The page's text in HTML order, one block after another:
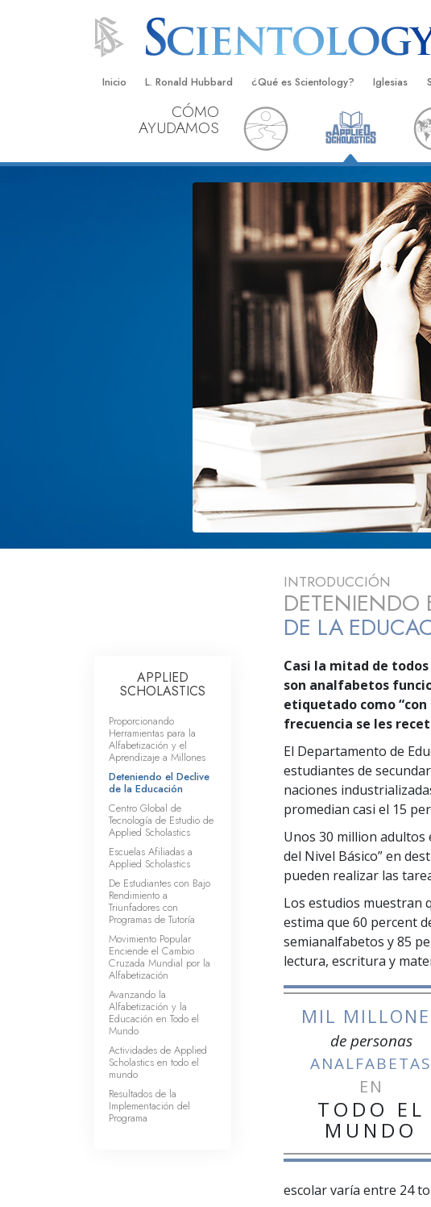
Inicio L. Ronald Hubbard ¿Qué es Scientology?
Creencias y Prácticas
Credos y Códigos de Scientology
Qué dicen los Scientologists acerca
Scientology
Conoce a un Scientologist
Dentro de una Iglesia
Los Principios Básicos de Scientology
Una Introducción a Dianética
Amor y Odio: ¿Qué es Grandeza?
Iglesias
Encontrar
Iglesias
Base en
Freewinds
Llevando
CÓMO
AYUDAMOS
INTRODUCCIÓN
DETENIENDO
DE LA
Casi la mitad de
son analfabetos
etiquetado como
frecuencia se les
El Departamento de
estudiantes de
naciones
promedian casi el 15
Unos 30 million adultos
del Nivel Básico” en
pueden realizar las
Los estudios muestran
estima que 60 percent
semianalfabetos y85
lectura, escritura y
MIL
de personas
ANALFABETAS
EN
TODO EL
MUNDO
escolar varía entre 24
APPLIED
SCHOLASTICS
Proporcionando
Herramientas para la
Alfabetización y el
Aprendizaje a Millones
Deteniendo el Declive
de la Educación
Centro Global de
Tecnología de Estudio de
Applied Scholastics
Escuelas Afiliadas a
Applied Scholastics
De Estudiantes con Bajo
Rendimiento a
Triunfadores con
Programas de Tutoría
Movimiento Popular
Enciende el Cambio
Cruzada Mundial por la
Alfabetización
Avanzando la
Alfabetización y la
Educación en Todo el
Mundo
Actividades de Applied
Scholastics en todo el
mundo
Resultados de la
Implementación del
Programa